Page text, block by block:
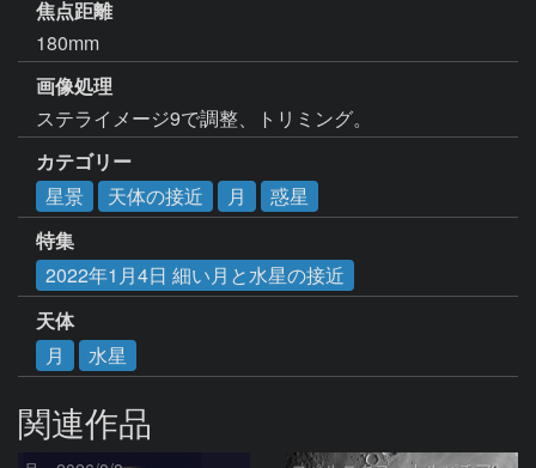
焦点距離
180mm
画像処理
カテゴリー
星景
天体の接近 月
惑星
特集
2022年1月4日 細い月と水星の接近
天体
月
水星
関連作品